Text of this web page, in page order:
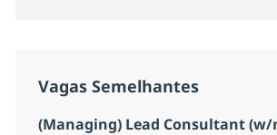
Vagas Semelhantes
(Managing) Lead Consultant